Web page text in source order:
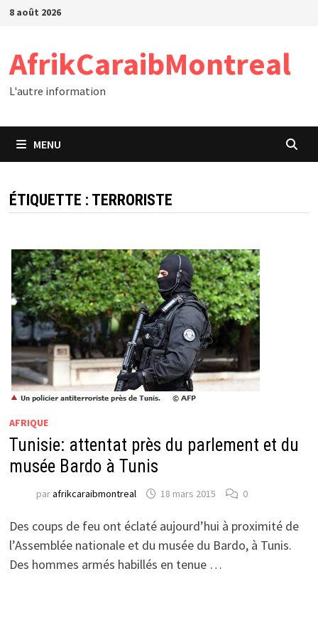
Passer
8 août 2026
AfrikCaraibMontreal
L'autre information
MENU
ÉTIQUETTE : TERRORISTE
AFRIQUE
Tunisie: attentat près du parlement et du
musée Bardo à Tunis
parafrikcaraibmontreal 18 mars 2015 0
Des coups de feu ont éclaté aujourd’hui à proximité de
l’Assemblée nationale et du musée du Bardo, à Tunis.
Des hommes armés habillés en tenue …